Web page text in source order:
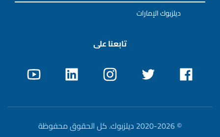
ديلزبوك الإمارات
تابعنا على
© 2020-2026 ديلزبوك. كل الحقوق محفوظة